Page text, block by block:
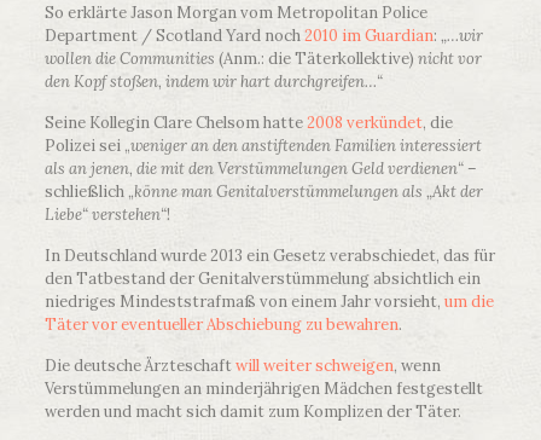
So erklärte Jason Morgan vom Metropolitan Police
Department / Scotland Yard noch2010 im Guardian: „…wir
wollen die Communities (Anm.: die Täterkollektive) nicht vor
den Kopf stoßen, indem wir hart durchgreifen…“
Seine Kollegin Clare Chelsom hatte2008 verkündet, die
Polizei sei „weniger an den anstiftenden Familien interessiert
als an jenen, die mit den Verstümmelungen Geld verdienen“–
schließlich „könne man Genitalverstümmelungen als „Akt der
Liebe“ verstehen“!
In Deutschland wurde 2013 ein Gesetz verabschiedet, das für
den Tatbestand der Genitalverstümmelung absichtlich ein
niedriges Mindeststrafmaß von einem Jahr vorsieht, um die
Täter vor eventueller Abschiebung zu bewahren.
Die deutsche Ärzteschaftwill weiter schweigen, wenn
Verstümmelungen an minderjährigen Mädchen festgestellt
werden und macht sich damit zum Komplizen der Täter.